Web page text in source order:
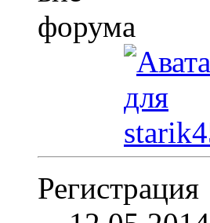
Регистрация